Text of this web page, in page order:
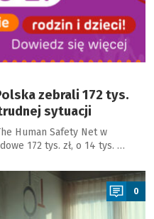
zebrali 172 tys.
sytuacji
Human Safety Net w
172 tys. zł, o 14 tys. …
0